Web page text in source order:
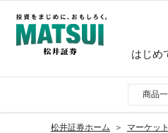
はじめ
商品
松井証券ホーム マーケッ